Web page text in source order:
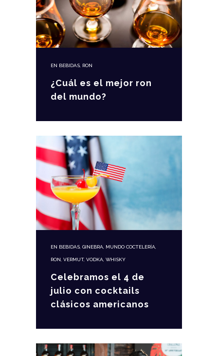
EN BEBIDAS RON
¿Cuál es el mejor ron
del mundo?
EN BEBIDAS GINEBRA MUNDO COCTELERÍA
RON VERMUT, VODKA WHISKY
Celebramos el 4 de
julio con cocktails
clásicos americanos